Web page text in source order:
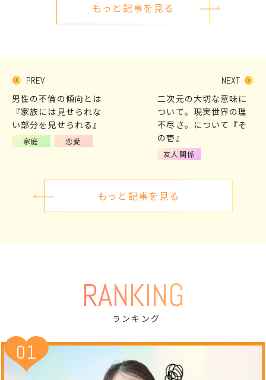
RANKING
ランキング
01
もっと記事を見る
PREV
男性の不倫の傾向とは
『家族には見せられな
い部分を見せられる』
家庭 恋愛
もっと記事を見る
NEXT
二次元の大切な意味に
ついて。現実世界の理
不尽さ。について『そ
の壱』
友人関係